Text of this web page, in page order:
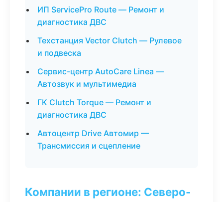
ИП ServicePro Route — Ремонт и
диагностика ДВС
Техстанция Vector Clutch — Рулевое
и подвеска
Сервис-центр AutoCare Linea —
Автозвук и мультимедиа
ГК Clutch Torque — Ремонт и
диагностика ДВС
Автоцентр Drive Автомир —
Трансмиссия и сцепление
Компании в регионе: Северо-